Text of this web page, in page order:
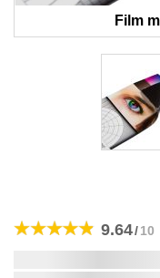
Film
to
9.64/10